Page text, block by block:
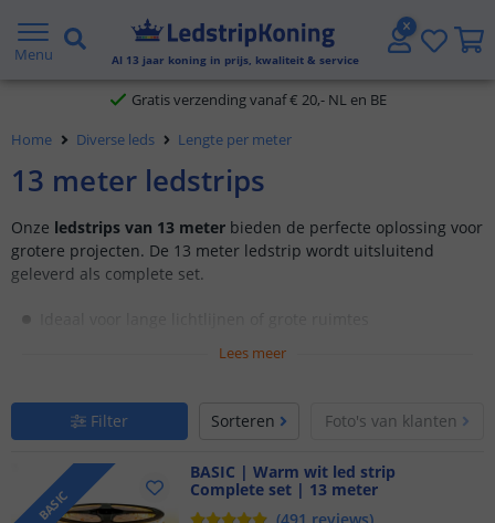
Menu Al 13 jaar koning in prijs, kwaliteit & service
Gratis verzending vanaf € 20,- NL en BE
Voor 23:45 uur besteld,
Home Diverse leds Lengte per meter
13 meter ledstrips
Onze ledstrips van 13 meter bieden de perfecte oplossing voor
grotere projecten. De 13 meter ledstrip wordt uitsluitend
geleverd als complete set.
Beschikbaar in diverse lichtkleuren
Lees meer
Filter Sorteren Foto's van klanten
BASIC
BASIC | Warm wit led strip
Complete set | 13 meter